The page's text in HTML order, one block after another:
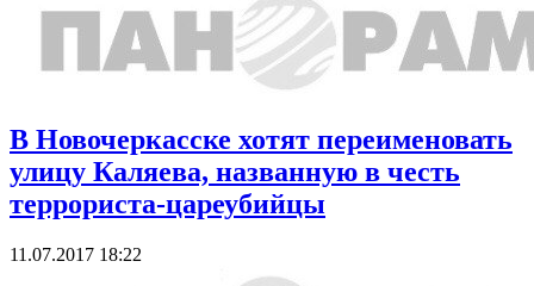
В Новочеркасске хотят переименовать
улицу Каляева, названную в честь
террориста-цареубийцы
11.07.2017 18:22